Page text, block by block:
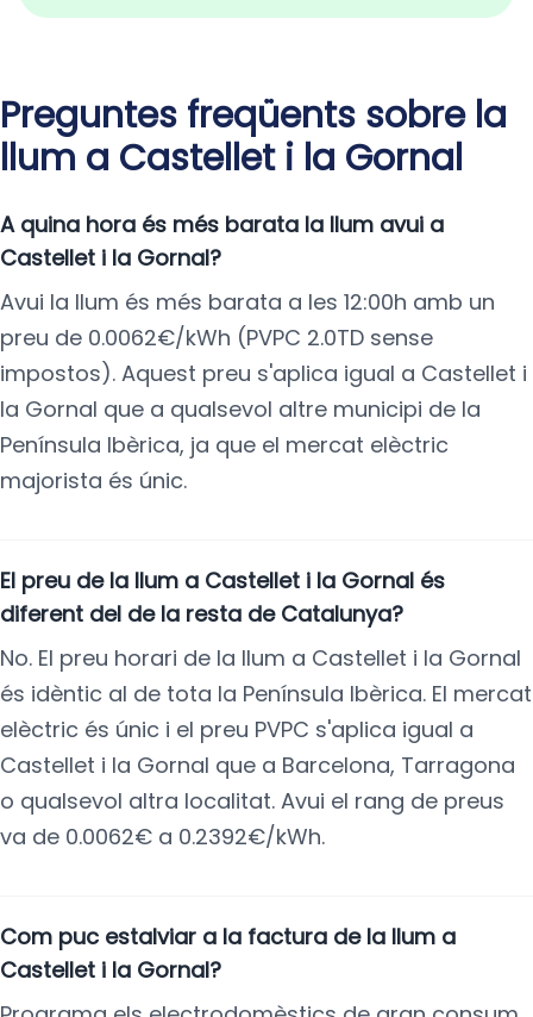
Preguntes freqüents sobre la
llum a Castellet i la Gornal
A quina hora és més barata la llum avui a
Castellet i la Gornal?
Avui la llum és més barata a les 12:00h amb un
preu de 0.0062€/kWh (PVPC 2.0TD sense
impostos). Aquest preu s'aplica igual a Castellet i
la Gornal que a qualsevol altre municipi de la
Península Ibèrica, ja que el mercat elèctric
majorista és únic.
El preu de la llum a Castellet i la Gornal és
diferent del de la resta de Catalunya?
No. El preu horari de la llum a Castellet i la Gornal
és idèntic al de tota la Península Ibèrica. El mercat
elèctric és únic i el preu PVPC s'aplica igual a
Castellet i la Gornal que a Barcelona, Tarragona
o qualsevol altra localitat. Avui el rang de preus
va de 0.0062€ a 0.2392€/kWh.
Com puc estalviar a la factura de la llum a
Castellet i la Gornal?